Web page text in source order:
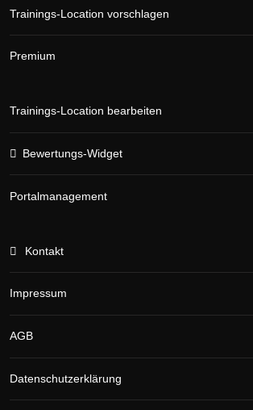
Trainings-Location vorschlagen
Premium
Trainings-Location bearbeiten
Bewertungs-Widget
Portalmanagement
Kontakt
Impressum
AGB
Datenschutzerklärung